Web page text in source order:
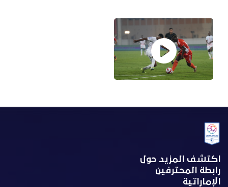
اكتشف المزيد حول
رابطة المحترفين
الإماراتية